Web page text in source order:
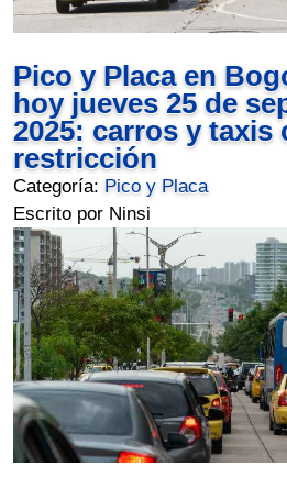
Pico y Placa en
hoy jueves 25 de
2025: carros y taxis
restricción
Categoría: Pico y Placa
Escrito por Ninsi